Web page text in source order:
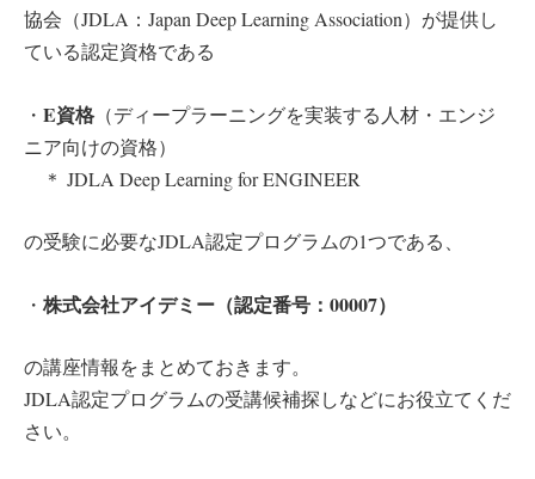
協会（JDLA：Japan Deep Learning Association）が提供し
ている認定資格である
・ E資格 （ディープラーニングを実装する人材・エンジ
ニア向けの資格）
＊ JDLA Deep Learning for ENGINEER
の受験に必要なJDLA認定プログラムの1つである、
・ 株式会社アイデミー（認定番号：00007）
の講座情報をまとめておきます。
JDLA認定プログラムの受講候補探しなどにお役立てくだ
さい。